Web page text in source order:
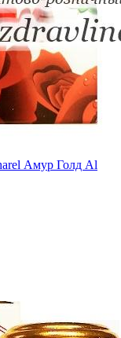
Амур Голд Al